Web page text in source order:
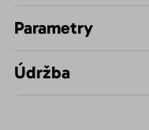
Parametry
Údržba